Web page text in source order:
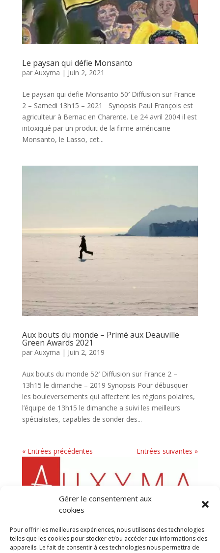
Gérer le consentement aux
cookies
Pour offrir les meilleures expériences, nous utilisons des technologies
telles que les cookies pour stocker et/ou accéder aux informations des
appareils. Le fait de consentir à ces technologies nous permettra de
Le paysan qui défie Monsanto
par Auxyma | Juin 2, 2021
Le paysan qui defie Monsanto 50′ Diffusion sur France
2 – Samedi 13h15 – 2021 Synopsis Paul François est
agriculteur à Bernac en Charente. Le 24 avril 2004 il est
intoxiqué par un produit de la firme américaine
Monsanto, le Lasso, cet...
Aux bouts du monde – Primé aux Deauville
Green Awards 2021
par Auxyma | Juin 2, 2019
Aux bouts du monde 52′ Diffusion sur France 2 –
13h15 le dimanche – 2019 Synopsis Pour débusquer
les bouleversements qui affectent les régions polaires,
l’équipe de 13h15 le dimanche a suivi les meilleurs
spécialistes, capables de sonder des...
« Entrées précédentes Entrées suivantes »